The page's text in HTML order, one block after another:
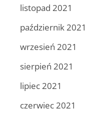
listopad 2021
październik 2021
wrzesień 2021
sierpień 2021
lipiec 2021
czerwiec 2021